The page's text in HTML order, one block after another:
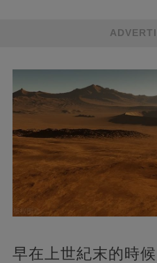
早在上世紀末的時